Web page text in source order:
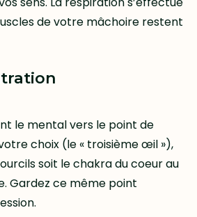
de votre mâchoire restent
le mental vers le point de
choix (le « troisième œil »),
soit le chakra du coeur au
Gardez ce même point